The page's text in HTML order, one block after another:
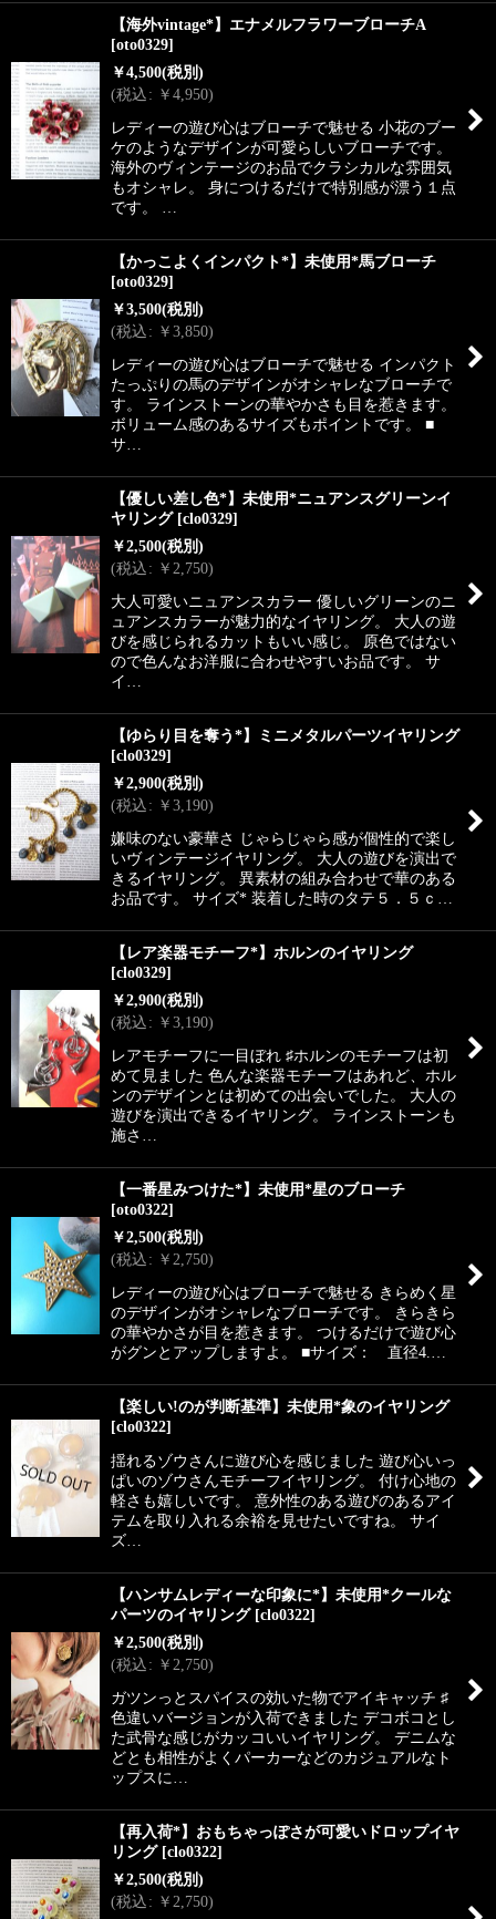
【海外vintage*】エナメルフラワーブローチA
[oto0329]
￥4,500(税別)
(税込: ￥4,950)
レディーの遊び心はブローチで魅せる 小花のブー
ケのようなデザインが可愛らしいブローチです。
海外のヴィンテージのお品でクラシカルな雰囲気
もオシャレ。 身につけるだけで特別感が漂う１点
です。 …
【かっこよくインパクト*】未使用*馬ブローチ
[oto0329]
￥3,500(税別)
(税込: ￥3,850)
レディーの遊び心はブローチで魅せる インパクト
たっぷりの馬のデザインがオシャレなブローチで
す。 ラインストーンの華やかさも目を惹きます。
ボリューム感のあるサイズもポイントです。 ■
サ…
【優しい差し色*】未使用*ニュアンスグリーンイ
ヤリング [clo0329]
￥2,500(税別)
(税込: ￥ 2,750)
大人可愛いニュアンスカラー 優しいグリーンのニ
ュアンスカラーが魅力的なイヤリング。 大人の遊
びを感じられるカットもいい感じ。 原色ではない
ので色んなお洋服に合わせやすいお品です。 サ
イ…
【ゆらり目を奪う*】ミニメタルパーツイヤリング
[clo0329]
￥2,900(税別)
(税込: ￥3,190)
嫌味のない豪華さ じゃらじゃら感が個性的で楽し
いヴィンテージイヤリング。 大人の遊びを演出で
きるイヤリング。 異素材の組み合わせで華のある
お品です。 サイズ* 装着した時のタテ５．５ｃ…
【レア楽器モチーフ*】ホルンのイヤリング
[clo0329]
￥2,900(税別)
(税込: ￥3,190)
レアモチーフに一目ぼれ ♯ホルンのモチーフは初
めて見ました 色んな楽器モチーフはあれど、ホル
ンのデザインとは初めての出会いでした。 大人の
遊びを演出できるイヤリング。 ラインストーンも
施さ…
【一番星みつけた*】未使用*星のブローチ
[oto0322]
￥2,500(税別)
(税込: ￥ 2,750)
レディーの遊び心はブローチで魅せる きらめく星
のデザインがオシャレなブローチです。 きらきら
の華やかさが目を惹きます。 つけるだけで遊び心
がグンとアップしますよ。 ■サイズ： 直径4.…
【楽しい!のが判断基準】未使用*象のイヤリング
[clo0322]
揺れるゾウさんに遊び心を感じました 遊び心いっ
ぱいのゾウさんモチーフイヤリング。 付け心地の
軽さも嬉しいです。 意外性のある遊びのあるアイ
テムを取り入れる余裕を見せたいですね。 サイ
ズ…
【ハンサムレディーな印象に*】未使用*クールな
パーツのイヤリング [clo0322]
￥2,500(税別)
(税込: ￥ 2,750)
ガツンっとスパイスの効いた物でアイキャッチ ♯
色違いバージョンが入荷できました デコボコとし
た武骨な感じがカッコいいイヤリング。 デニムな
どとも相性がよくパーカーなどのカジュアルなト
ップスに…
【再入荷*】おもちゃっぽさが可愛いドロップイヤ
リング [clo0322]
￥2,500(税別)
(税込: ￥ 2,750)